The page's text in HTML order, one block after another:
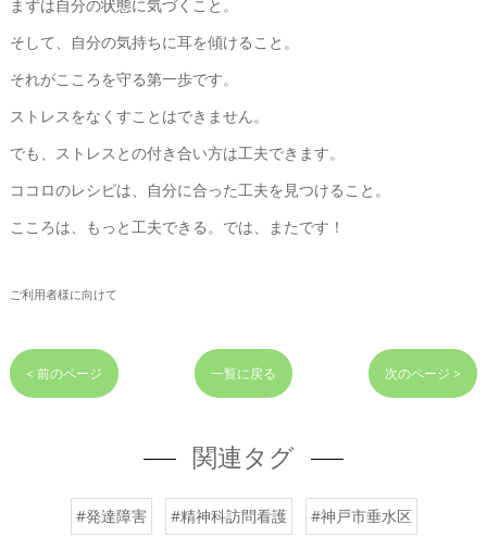
まずは自分の状態に気づくこと。
そして、自分の気持ちに耳を傾けること。
それがこころを守る第一歩です。
ストレスをなくすことはできません。
でも、ストレスとの付き合い方は工夫できます。
ココロのレシピは、自分に合った工夫を見つけること。
こころは、もっと工夫できる。では、またです！
ご利用者様に向けて
< 前のページ 一覧に戻る 次のページ >
関連タグ
#発達障害 #精神科訪問看護 #神戸市垂水区